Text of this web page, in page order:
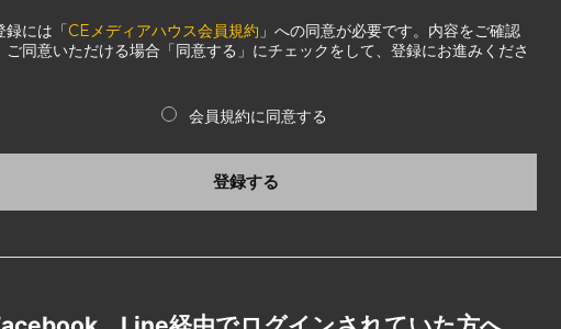
録には「CEメディアハウス会員規約 」への同意が必要です。内容をご確認
ご同意いただける場合「同意する」にチェックをして、登録にお進みくださ
会員規約に同意する
登録する